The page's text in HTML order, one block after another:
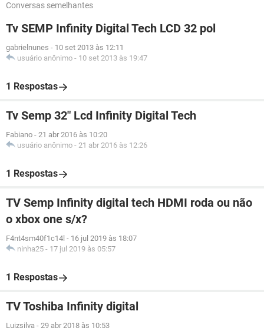
Conversas semelhantes
Tv SEMP Infinity Digital Tech LCD 32 pol
gabrielnunes - 10 set 2013 às 12:11
usuário anônimo - 10 set 2013 às 19:47
1 Respostas
Tv Semp 32" Lcd Infinity Digital Tech
Fabiano - 21 abr 2016 às 10:20
usuário anônimo - 21 abr 2016 às 12:26
1 Respostas
TV Semp Infinity digital tech HDMI roda ou não
o xbox one s/x?
F4nt4sm40f1c14l - 16 jul 2019 às 18:07
ninha25 - 17 jul 2019 às 05:57
1 Respostas
TV Toshiba Infinity digital
Luizsilva - 29 abr 2018 às 10:53